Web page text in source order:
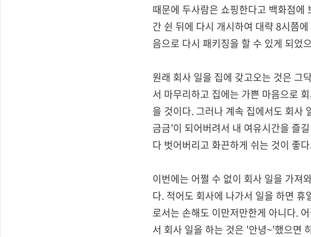
때문에 두사람은 쇼핑한다고 백화점
간 쉰 뒤에 다시 개시하여 대략 8시쯤
음으로 다시 패키징을 할 수 있게 되었
원래 회사 일을 집에 갖고오는 것은 그
서 마무리하고 집에는 가쁜 마음으로
을 것이다. 그러나 계속 집에서도 회사
금금'이 되어버려서 내 여유시간을 즐
다 벗어버리고 화끈하게 쉬는 것이 좋
이번에는 어쩔 수 없이 회사 일을 가져
다. 적어도 회사에 나가서 일을 하면
로서는 손해도 이만저만한게 아니다.
서 회사 일을 하는 것은 '안녕~'했으면